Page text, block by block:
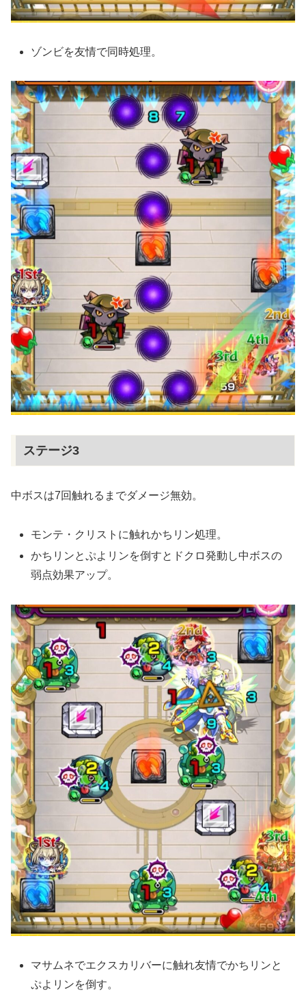
ゾンビを友情で同時処理。
ステージ3
中ボスは7回触れるまでダメージ無効。
モンテ・クリストに触れかちリン処理。
かちリンとぷよリンを倒すとドクロ発動し中ボスの
弱点効果アップ。
マサムネでエクスカリバーに触れ友情でかちリンと
ぷよリンを倒す。